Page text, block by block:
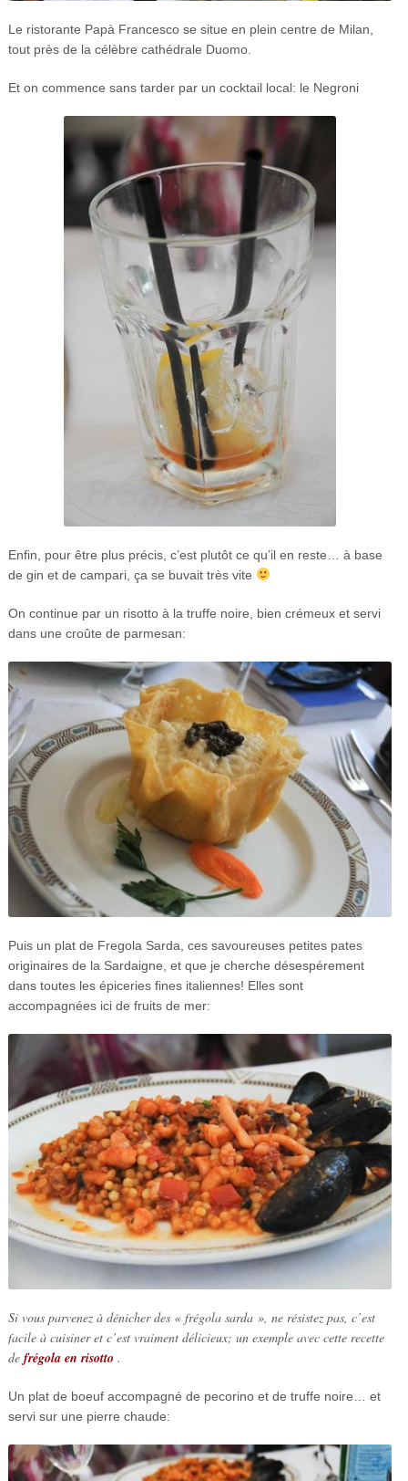
Le ristorante Papà Francesco se situe en plein centre de Milan,
tout près de la célèbre cathédrale Duomo.
Et on commence sans tarder par un cocktail local: le Negroni
Enfin, pour être plus précis, c’est plutôt ce qu’il en reste… à base
de gin et de campari, ça se buvait très vite
On continue par un risotto à la truffe noire, bien crémeux et servi
dans une croûte de parmesan:
Puis un plat de Fregola Sarda, ces savoureuses petites pates
originaires de la Sardaigne, et que je cherche désespérement
dans toutes les épiceries fines italiennes! Elles sont
accompagnées ici de fruits de mer:
Si vous parvenez à dénicher des « frégola sarda », ne résistez pas, c’est
facile à cuisiner et c’est vraiment délicieux; un exemple avec cette recette
de frégola en risotto.
Un plat de boeuf accompagné de pecorino et de truffe noire… et
servi sur une pierre chaude: